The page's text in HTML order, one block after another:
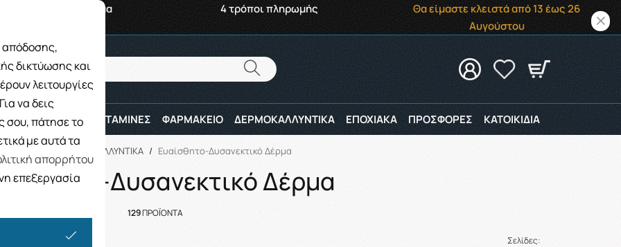
από το Κατάστημα 4 τρόποι πληρωμής
Θα είμαστε κλειστά από 13 έως 26
Αυγούστου
Αναζήτηση
ΑΘΛΗΤΕΣ ΒΙΤΑΜΙΝΕΣ ΦΑΡΜΑΚΕΙΟ ΔΕΡΜΟΚΑΛΛΥΝΤΙΚΑ ΕΠΟΧΙΑΚΑ ΠΡΟΣΦΟΡΕΣ ΚΑΤΟΙΚΙΔΙΑ
Αναζήτηση
Αρχική ΔΕΡΜΟΚΑΛΛΥΝΤΙΚΑ / Ευαίσθητο-Δυσανεκτικό Δέρμα
Δυσανεκτικό Δέρμα
129ΠΡΟΪΟΝΤΑ
Σελίδες:
απόδοσης,
δικτύωσης και
λειτουργίες
να δεις
σου, πάτησε το
με αυτά τα
απορρήτου
επεξεργασία